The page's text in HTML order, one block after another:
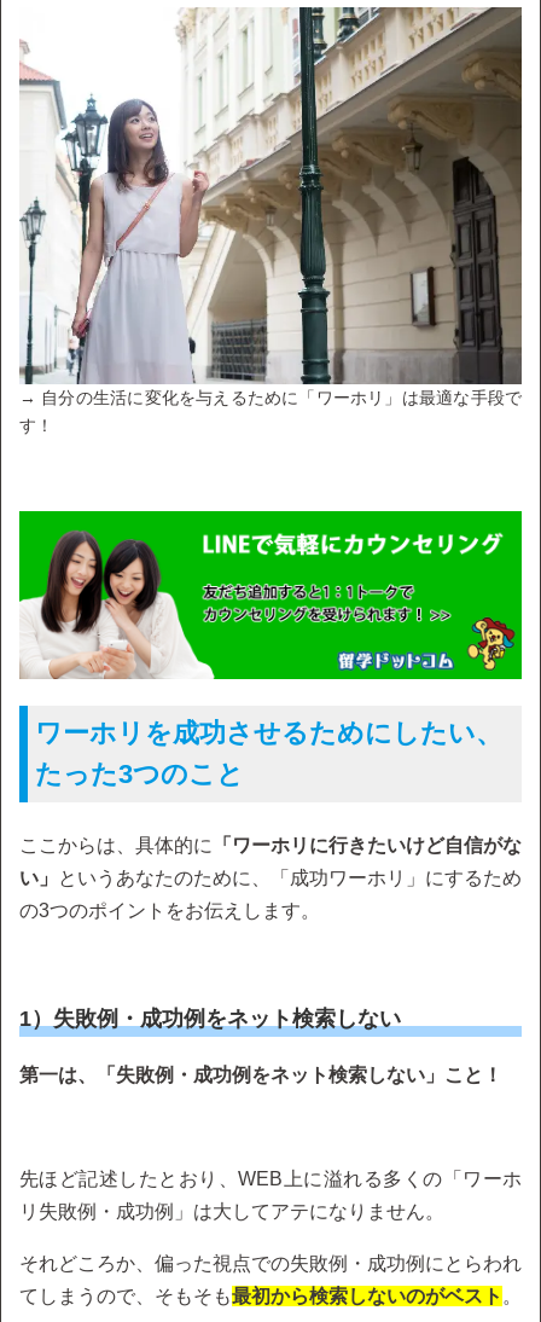
→ 自分の生活に変化を与えるために「ワーホリ」は最適な手段で
す！
ワーホリを成功させるためにしたい、
たった3つのこと
ここからは、具体的に
「ワーホリに行きたいけど自信がな
い」
というあなたのために、「成功ワーホリ」にするため
の3つのポイントをお伝えします。
1）失敗例・成功例をネット検索しない
第一は、「失敗例・成功例をネット検索しない」こと！
先ほど記述したとおり、WEB上に溢れる多くの「ワーホ
リ失敗例・成功例」は大してアテになりません。
それどころか、偏った視点での失敗例・成功例にとらわれ
てしまうので、そもそも最初から検索しないのがベスト 。